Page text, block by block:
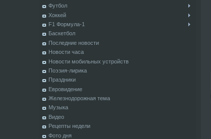
Футбол
Хоккей
F1 Формула-1
Баскетбол
Последние новости
Новости часа
Новости мобильных устройств
Поэзия-лирика
Праздники
Евровидение
Железнодорожная тема
Музыка
Видео
Рецепты недели
Фото дня